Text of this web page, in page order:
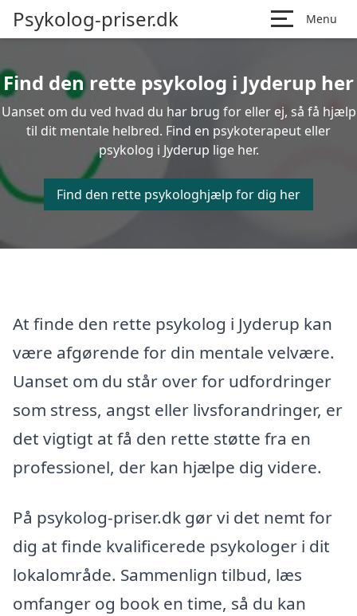
Psykolog-priser.dk Menu
Find den rette psykolog i Jyderup her
Uanset om du ved hvad du har brug for eller ej, så få hjælp
til dit mentale helbred. Find en psykoterapeut eller
psykolog i Jyderup lige her.
Find den rette psykologhjælp for dig her
At finde den rette psykolog i Jyderup kan
være afgørende for din mentale velvære.
Uanset om du står over for udfordringer
som stress, angst eller livsforandringer, er
det vigtigt at få den rette støtte fra en
professionel, der kan hjælpe dig videre.
På psykolog-priser.dk gør vi det nemt for
dig at finde kvalificerede psykologer i dit
lokalområde. Sammenlign tilbud, læs
omfanger og book en time, så du kan